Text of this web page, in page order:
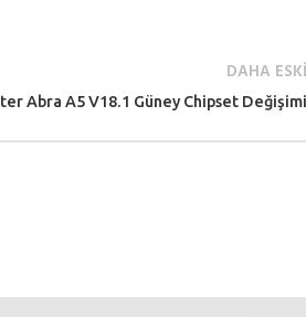
DAHA ESKİ
Abra A5 V18.1 Güney Chipset Değişimi